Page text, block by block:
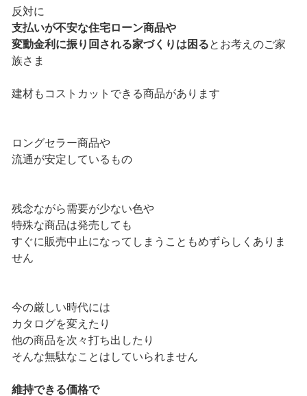
反対に
支払いが不安な住宅ローン商品や
変動金利に振り回される家づくりは困るとお考えのご家
族さま
建材もコストカットできる商品があります
ロングセラー商品や
流通が安定しているもの
残念ながら需要が少ない色や
特殊な商品は発売しても
すぐに販売中止になってしまうこともめずらしくありま
せん
今の厳しい時代には
カタログを変えたり
他の商品を次々打ち出したり
そんな無駄なことはしていられません
維持できる価格で